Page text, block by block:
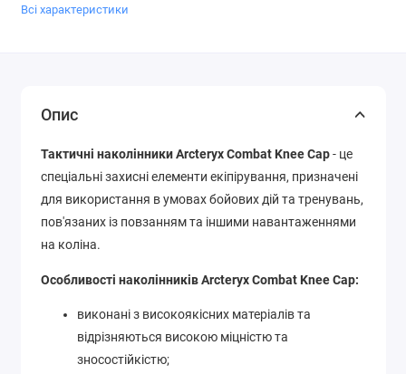
Всі характеристики
Опис
Тактичні наколінники Arcteryx Combat Knee Cap- це
спеціальні захисні елементи екіпірування, призначені
для використання в умовах бойових дій та тренувань,
пов'язаних із повзанням та іншими навантаженнями
на коліна.
Особливості наколінників Arcteryx Combat Knee Cap:
виконані з високоякісних матеріалів та
відрізняються високою міцністю та
зносостійкістю;